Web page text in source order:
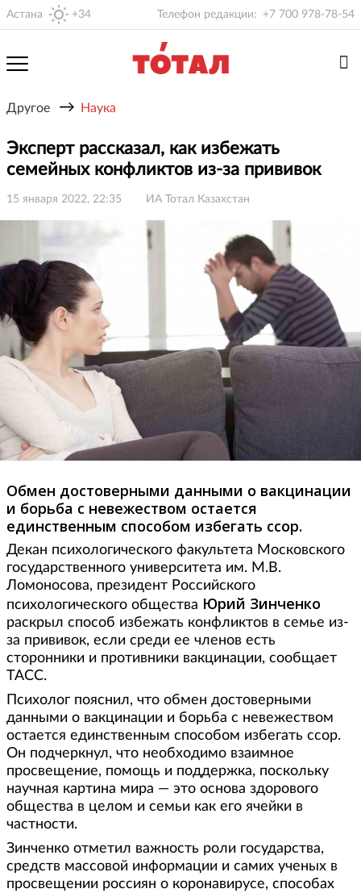
Астана +34 Телефон редакции: +7 700 978-78-54
Другое → Наука
Эксперт рассказал, как избежать
семейных конфликтов из-за прививок
15 января 2022, 22:35 ИА Тотал Казахстан
Обмен достоверными данными о вакцинации
и борьба с невежеством остается
единственным способом избегать ссор.
Декан психологического факультета Московского
государственного университета им. М.В.
Ломоносова, президент Российского
психологического общества Юрий Зинченко
раскрыл способ избежать конфликтов в семье из-
за прививок, если среди ее членов есть
сторонники и противники вакцинации, сообщает
ТАСС.
Психолог пояснил, что обмен достоверными
данными о вакцинации и борьба с невежеством
остается единственным способом избегать ссор.
Он подчеркнул, что необходимо взаимное
просвещение, помощь и поддержка, поскольку
научная картина мира — это основа здорового
общества в целом и семьи как его ячейки в
частности.
Зинченко отметил важность роли государства,
средств массовой информации и самих ученых в
просвещении россиян о коронавирусе, способах